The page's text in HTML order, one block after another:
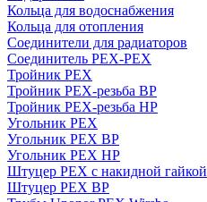
Кольца для водоснабжения
Кольца для отопления
Соединители для радиаторов
Соединитель PEX-PEX
Тройник PEX
Тройник PEX-резьба ВР
Тройник PEX-резьба НР
Угольник PEX
Угольник PEX ВР
Угольник PEX НР
Штуцер PEX c накидной гайкой
Штуцер PEX ВР